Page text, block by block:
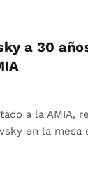
a 30
a la AMIA,
en la mesa